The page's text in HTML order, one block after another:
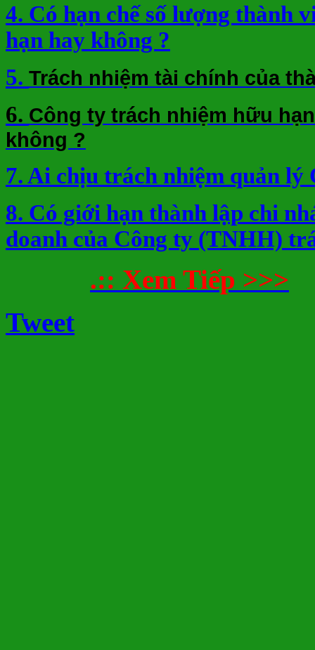
4. Có hạn chế số lượng thành
hạn hay không ?
5. Trách nhiệm tài chính của
6. Công ty trách nhiệm hữu
không ?
7. Ai chịu trách nhiệm quản
8. Có giới hạn thành lập chi
doanh của Công ty (TNHH)
.:: Xem Tiếp >>>
Tweet